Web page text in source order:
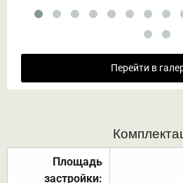
Перейти в
Площадь
застройки: